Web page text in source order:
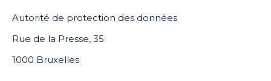
Autorité de protection des données
Rue de la Presse, 35
1000 Bruxelles